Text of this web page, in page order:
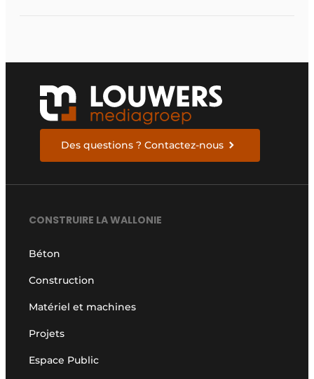
Des questions ? Contactez-nous
CONSTRUIRE LA WALLONIE
Béton
Construction
Matériel et machines
Projets
Espace Public